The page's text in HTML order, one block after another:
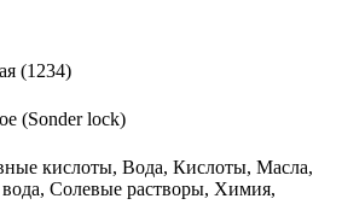
(1234)
(Sonder lock)
кислоты, Вода, Кислоты, Масла,
Солевые растворы, Химия,